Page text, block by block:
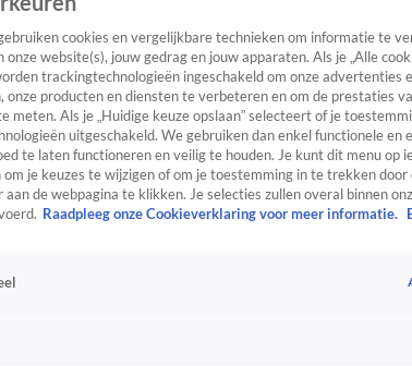
cookies en vergelijkbare technieken om informatie te
website(s), jouw gedrag en jouw apparaten. Als je „Alle
trackingtechnologieën ingeschakeld om onze advertenties
onze producten en diensten te verbeteren en om de prestaties
meten. Als je „Huidige keuze opslaan” selecteert of je
uitgeschakeld. We gebruiken dan enkel functionele en
te laten functioneren en veilig te houden. Je kunt dit menu op
je keuzes te wijzigen of om je toestemming in te trekken door
de webpagina te klikken. Je selecties zullen overal binnen
Raadpleeg onze Cookieverklaring voor meer informatie.